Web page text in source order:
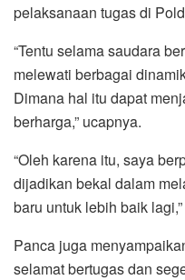
pelaksanaan tugas di
“Tentu selama saudara
melewati berbagai
Dimana hal itu dapat
berharga,” ucapnya.
“Oleh karena itu, saya
dijadikan bekal dalam
baru untuk lebih baik
Panca juga
selamat bertugas dan